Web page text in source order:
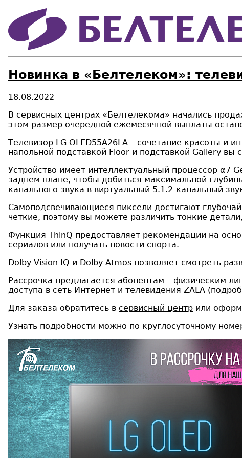
Новинка в «Белтелеком»:
18.08.2022
В сервисных центрах «Белтелекома» начались
этом размер очередной ежемесячной выплаты
Tелевизор LG OLED55A26LA – cочетание красоты и
напольной подставкой Floor и подставкой Gallery
Устройство имеет интеллектуальный процессор α7
заднем плане, чтобы добиться максимальной
канального звука в виртуальный 5.1.2-канальный
Самоподсвечивающиеся пиксели достигают
четкие, поэтому вы можете различить тонкие
Функция ThinQ предоставляет рекомендации на
сериалов или получать новости спорта.
Dolby Vision IQ и Dolby Atmos позволяет смотреть
Рассрочка предлагается абонентам – физическим
доступа в сеть Интернет и телевидения ZALA
Для заказа обратитесь в сервисный центр или
Узнать подробности можно по круглосуточному